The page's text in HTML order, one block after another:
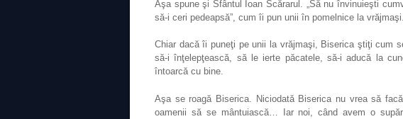
Aşa spune şi Sfântul Ioan Scărarul. „Să nu învinuieşti
să-i ceri pedeapsă”, cum îi pun unii în pomelnice la
Chiar dacă îi puneţi pe unii la vrăjmaşi, Biserica ştiţi cum
să-i înţelepţească, să le ierte păcatele, să-i aducă la
întoarcă cu bine.
Aşa se roagă Biserica. Niciodată Biserica nu vrea să
oamenii să se mântuiască… Iar noi, când avem o